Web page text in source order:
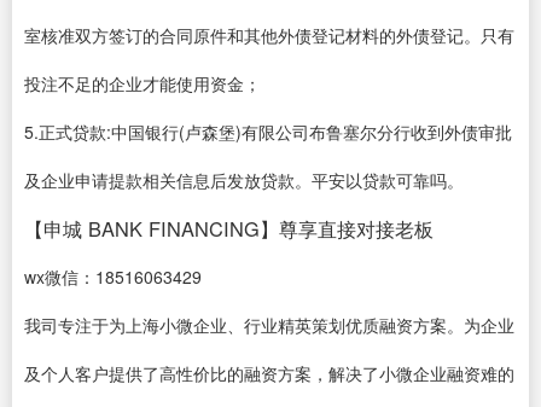
室核准双方签订的合同原件和其他外债登记材料的外债登记。只有
投注不足的企业才能使用资金；
5.正式贷款:中国银行(卢森堡)有限公司布鲁塞尔分行收到外债审批
及企业申请提款相关信息后发放贷款。平安以贷款可靠吗。
【申城 BANK FINANCING】尊享直接对接老板
wx微信：18516063429
我司专注于为上海小微企业、行业精英策划优质融资方案。为企业
及个人客户提供了高性价比的融资方案，解决了小微企业融资难的